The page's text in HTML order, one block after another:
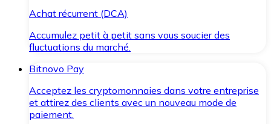
Achat récurrent (DCA)
Accumulez petit à petit sans vous soucier des
fluctuations du marché.
Bitnovo Pay
Acceptez les cryptomonnaies dans votre entreprise
et attirez des clients avec un nouveau mode de
paiement.